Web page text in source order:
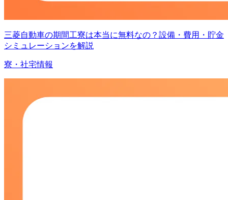
三菱自動車の期間工寮は本当に無料なの？設備・費用・貯金
シミュレーションを解説
寮・社宅情報